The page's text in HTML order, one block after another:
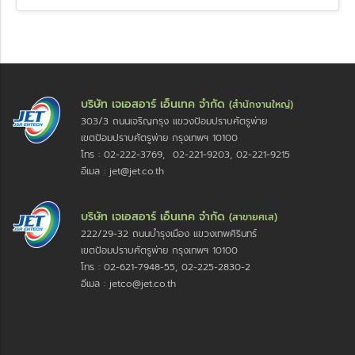
บริษัท เจเอสอาร์ เอ็นเทค จำกัด (สำนักงานใหญ่)
303/3 ถนนเจริญกรุง แขวงป้อมปราบศัตรูพ่าย
เขตป้อมปราบศัตรูพ่าย กรุงเทพฯ 10100
โทร : 02-222-3769, 02-221-9203, 02-221-9215
อีเมล : jet@jet.co.th
บริษัท เจเอสอาร์ เอ็นเทค จำกัด (สาขายศเส)
222/29-32 ถนนบำรุงเมือง แขวงเทพศิรินทร์
เขตป้อมปราบศัตรูพ่าย กรุงเทพฯ 10100
โทร : 02-621-7948-55, 02-225-2830-2
อีเมล : jetco@jet.co.th